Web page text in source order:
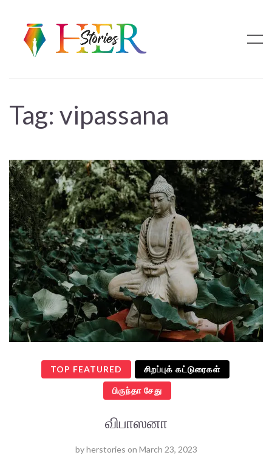
Tag: vipassana
TOP FEATURED சிறப்புக் கட்டுரைகள்
பிருந்தா சேது
விபாஸனா
byherstories on March 23, 2023